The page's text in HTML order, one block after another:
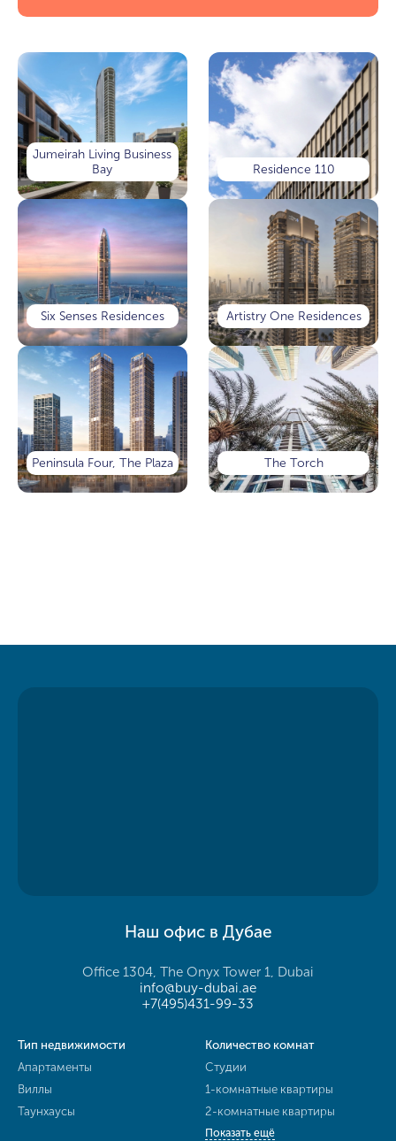
Jumeirah Living Business
Bay
Residence 110
Six Senses Residences Artistry One Residences
Peninsula Four, The Plaza The Torch
Наш офис в Дубае
Office 1304, The Onyx Tower 1, Dubai
info@buy-dubai.ae
+7(495)431-99-33
Тип недвижимости
Апартаменты
Виллы
Таунхаусы
Количество комнат
Студии
1-комнатные квартиры
2-комнатные квартиры
Показать ещё